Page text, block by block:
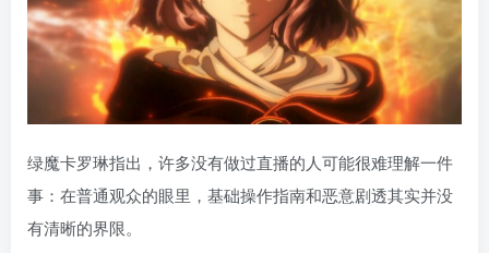
绿魔卡罗琳指出，许多没有做过直播的人可能很难理解一件
事：在普通观众的眼里，基础操作指南和恶意剧透其实并没
有清晰的界限。